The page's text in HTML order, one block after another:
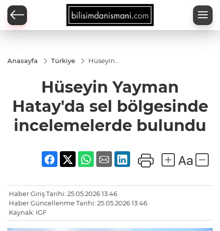
Anasayfa Türkiye
Hüseyin
bölgesinde
incelemelerde
bulundu
Hüseyin Yayman
Hatay'da sel bölgesinde
incelemelerde bulundu
Haber Giriş Tarihi: 25.05.2026 13:46
Haber Güncellenme Tarihi: 25.05.2026 13:46
Kaynak: IGF